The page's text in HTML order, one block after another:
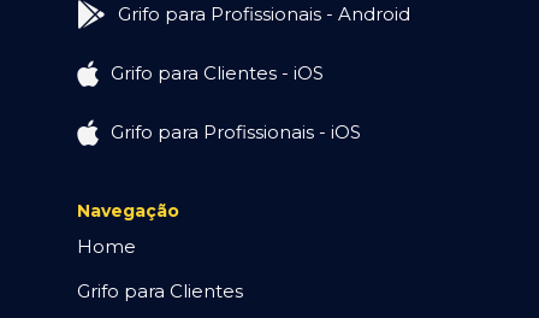
Grifo para Profissionais - Android
Grifo para Clientes - iOS
Grifo para Profissionais - iOS
Navegação
Home
Grifo para Clientes